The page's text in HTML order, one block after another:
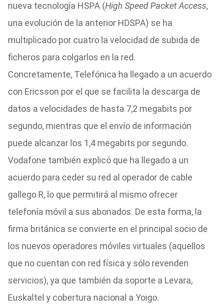
nueva tecnología HSPA (High Speed Packet Access,
una evolución de la anterior HDSPA) se ha
multiplicado por cuatro la velocidad de subida de
ficheros para colgarlos en la red.
Concretamente, Telefónica ha llegado a un acuerdo
con Ericsson por el que se facilita la descarga de
datos a velocidades de hasta 7,2 megabits por
segundo, mientras que el envío de información
puede alcanzar los 1,4 megabits por segundo.
Vodafone también explicó que ha llegado a un
acuerdo para ceder su red al operador de cable
gallego R, lo que permitirá al mismo ofrecer
telefonía móvil a sus abonados. De esta forma, la
firma británica se convierte en el principal socio de
los nuevos operadores móviles virtuales (aquellos
que no cuentan con red física y sólo revenden
servicios), ya que también da soporte a Levara,
Euskaltel y cobertura nacional a Yoigo.